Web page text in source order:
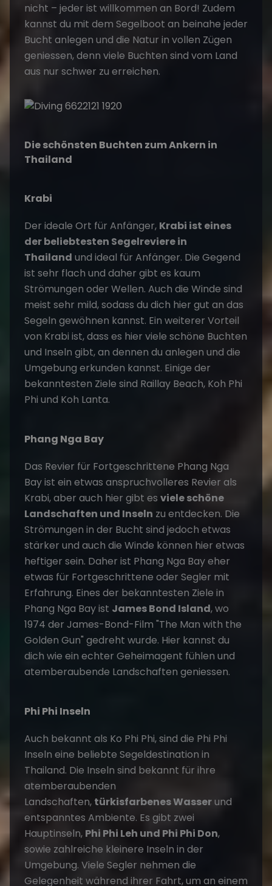
nicht – jeder ist willkommen an Bord! Zudem
kannst du mit dem Segelboot an beinahe jeder
Bucht anlegen und die Natur in vollen Zügen
geniessen, denn viele Buchten sind vom Land
aus nur schwer zu erreichen.
Die schönsten Buchten zum Ankern in
Thailand
Krabi
Der ideale Ort für Anfänger, Krabi ist eines
der beliebtesten Segelreviere in
Thailand und ideal für Anfänger. Die Gegend
ist sehr flach und daher gibt es kaum
Strömungen oder Wellen. Auch die Winde sind
meist sehr mild, sodass du dich hier gut an das
Segeln gewöhnen kannst. Ein weiterer Vorteil
von Krabi ist, dass es hier viele schöne Buchten
und Inseln gibt, an dennen du anlegen und die
Umgebung erkunden kannst. Einige der
bekanntesten Ziele sind Raillay Beach, Koh Phi
Phi und Koh Lanta.
Phang Nga Bay
Das Revier für Fortgeschrittene Phang Nga
Bay ist ein etwas anspruchvolleres Revier als
Krabi, aber auch hier gibt es viele schöne
Landschaften und Inseln zu entdecken. Die
Strömungen in der Bucht sind jedoch etwas
stärker und auch die Winde können hier etwas
heftiger sein. Daher ist Phang Nga Bay eher
etwas für Fortgeschrittene oder Segler mit
Erfahrung. Eines der bekanntesten Ziele in
Phang Nga Bay ist James Bond Island, wo
1974 der James-Bond-Film "The Man with the
Golden Gun" gedreht wurde. Hier kannst du
dich wie ein echter Geheimagent fühlen und
atemberaubende Landschaften geniessen.
Phi Phi Inseln
Auch bekannt als Ko Phi Phi, sind die Phi Phi
Inseln eine beliebte Segeldestination in
Thailand. Die Inseln sind bekannt für ihre
atemberaubenden
Landschaften, türkisfarbenes Wasserund
entspanntes Ambiente. Es gibt zwei
Hauptinseln, Phi Phi Leh und Phi Phi Don,
sowie zahlreiche kleinere Inseln in der
Umgebung. Viele Segler nehmen die
Gelegenheit während ihrer Fahrt, um an einem